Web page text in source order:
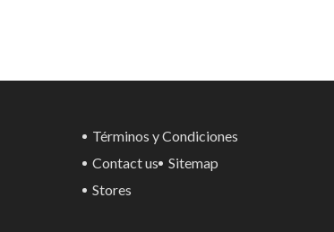
Términos y Condiciones
Contact us Sitemap
Stores